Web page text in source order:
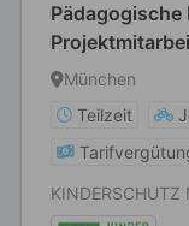
München
Teilzeit